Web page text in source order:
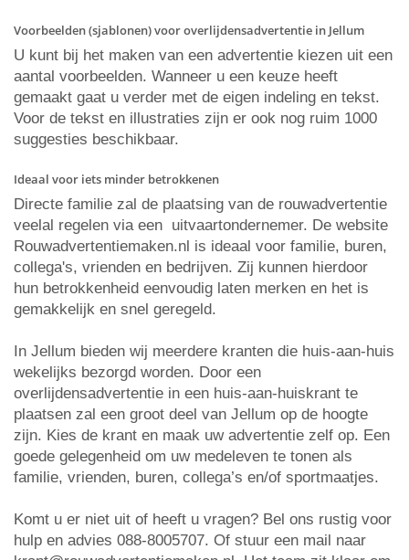
Voorbeelden (sjablonen) voor overlijdensadvertentie in Jellum
U kunt bij het maken van een advertentie kiezen uit een
aantal voorbeelden. Wanneer u een keuze heeft
gemaakt gaat u verder met de eigen indeling en tekst.
Voor de tekst en illustraties zijn er ook nog ruim 1000
suggesties beschikbaar.
Ideaal voor iets minder betrokkenen
Directe familie zal de plaatsing van de rouwadvertentie
veelal regelen via een uitvaartondernemer. De website
Rouwadvertentiemaken.nl is ideaal voor familie, buren,
collega's, vrienden en bedrijven. Zij kunnen hierdoor
hun betrokkenheid eenvoudig laten merken en het is
gemakkelijk en snel geregeld.
In Jellum bieden wij meerdere kranten die huis-aan-huis
wekelijks bezorgd worden. Door een
overlijdensadvertentie in een huis-aan-huiskrant te
plaatsen zal een groot deel van Jellum op de hoogte
zijn. Kies de krant en maak uw advertentie zelf op. Een
goede gelegenheid om uw medeleven te tonen als
familie, vrienden, buren, collega’s en/of sportmaatjes.
Komt u er niet uit of heeft u vragen? Bel ons rustig voor
hulp en advies 088-8005707. Of stuur een mail naar